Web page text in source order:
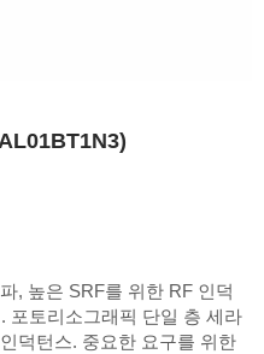
, 높은 SRF를 위한 RF 인덕
포토리소그래픽 단일 층 세라
덕턴스. 중요한 요구를 위한